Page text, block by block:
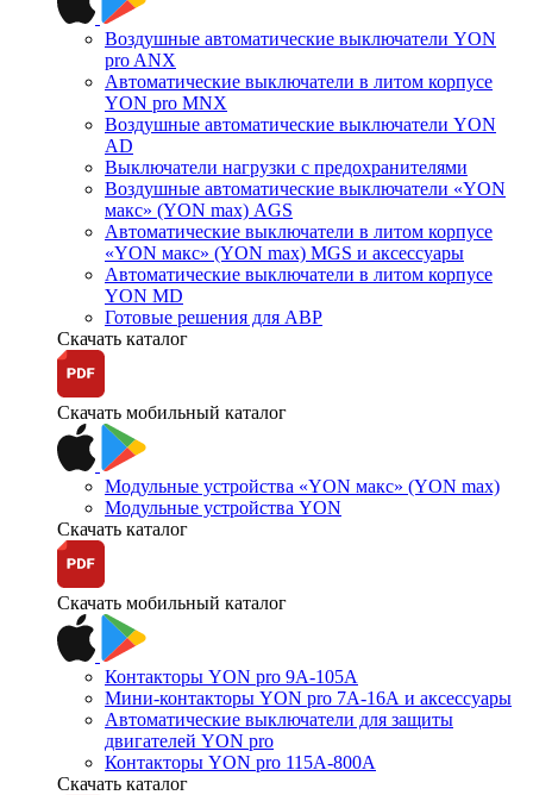
Воздушные автоматические выключатели YON
pro ANX
Автоматические выключатели в литом корпусе
YON pro MNX
Воздушные автоматические выключатели YON
AD
Выключатели нагрузки с предохранителями
Воздушные автоматические выключатели «YON
макс» (YON max) AGS
Автоматические выключатели в литом корпусе
«YON макс» (YON max) MGS и аксессуары
Автоматические выключатели в литом корпусе
YON MD
Готовые решения для АВР
Скачать каталог
Скачать мобильный каталог
Модульные устройства «YON макс» (YON max)
Модульные устройства YON
Скачать каталог
Скачать мобильный каталог
Контакторы YON pro 9А-105А
Мини-контакторы YON pro 7А-16А и аксессуары
Автоматические выключатели для защиты
двигателей YON pro
Контакторы YON pro 115А-800А
Скачать каталог